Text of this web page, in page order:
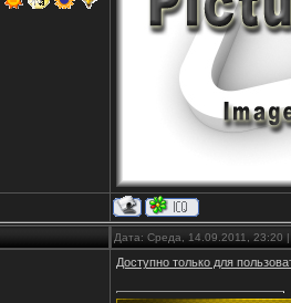
Дата: Среда, 14.09.2011,
Доступно только для